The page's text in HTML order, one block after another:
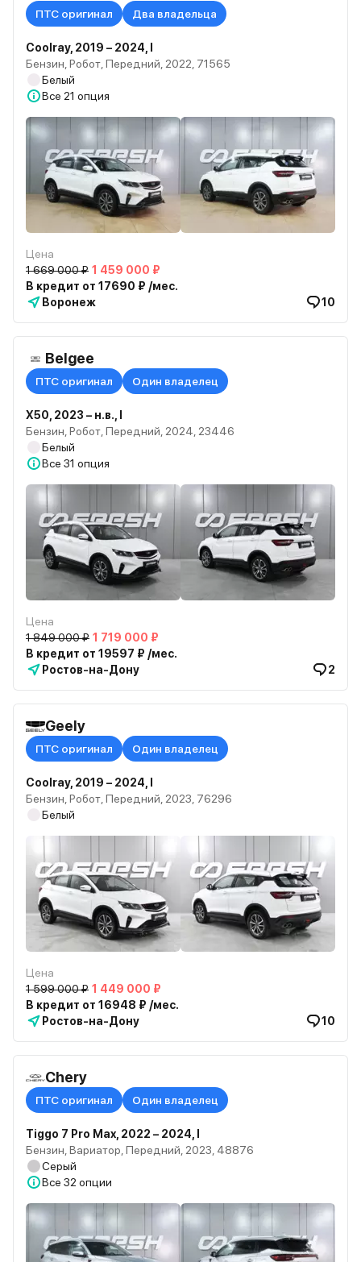
ПТС оригинал Два владельца
Coolray, 2019 – 2024, I
Бензин, Робот, Передний, 2022, 71565
Белый
Все 21 опция
Цена
1 669 000 ₽ 1 459 000 ₽
В кредит от 17690 ₽ /мес.
Воронеж
10
Belgee
ПТС оригинал Один владелец
X50, 2023 – н.в., I
Бензин, Робот, Передний, 2024, 23446
Белый
Все 31 опция
Цена
1 849 000 ₽ 1 719 000 ₽
В кредит от 19597 ₽ /мес.
Ростов-на-Дону
2
Geely
ПТС оригинал Один владелец
Coolray, 2019 – 2024, I
Бензин, Робот, Передний, 2023, 76296
Белый
Цена
1 599 000 ₽ 1 449 000 ₽
В кредит от 16948 ₽ /мес.
Ростов-на-Дону
10
Chery
ПТС оригинал Один владелец
Tiggo 7 Pro Max, 2022 – 2024, I
Бензин, Вариатор, Передний, 2023, 48876
Серый
Все 32 опции